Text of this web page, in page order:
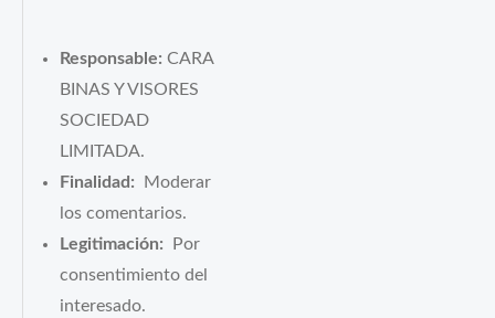
Responsable: CARA
BINAS Y VISORES
SOCIEDAD
LIMITADA.
Finalidad: Moderar
los comentarios.
Legitimación: Por
consentimiento del
interesado.